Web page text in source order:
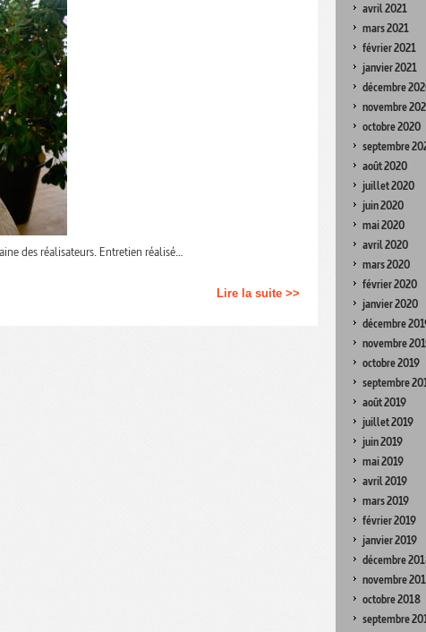
des réalisateurs. Entretien réalisé…
Lire la suite >>
avril 2021
mars 2021
février 2021
janvier 2021
décembre
novembre
octobre 2020
septembre
août 2020
juillet 2020
juin 2020
mai 2020
avril 2020
mars 2020
février 2020
janvier 2020
décembre
novembre
octobre 2019
septembre
août 2019
juillet 2019
juin 2019
mai 2019
avril 2019
mars 2019
février 2019
janvier 2019
décembre
novembre
octobre 2018
septembre